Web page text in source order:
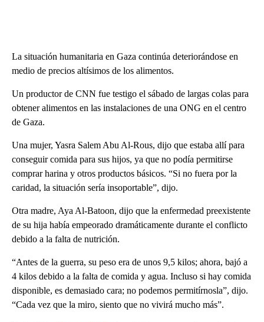
La situación humanitaria en Gaza continúa deteriorándose en
medio de precios altísimos de los alimentos.
Un productor de CNN fue testigo el sábado de largas colas para
obtener alimentos en las instalaciones de una ONG en el centro
de Gaza.
Una mujer, Yasra Salem Abu Al-Rous, dijo que estaba allí para
conseguir comida para sus hijos, ya que no podía permitirse
comprar harina y otros productos básicos. “Si no fuera por la
caridad, la situación sería insoportable”, dijo.
Otra madre, Aya Al-Batoon, dijo que la enfermedad preexistente
de su hija había empeorado dramáticamente durante el conflicto
debido a la falta de nutrición.
“Antes de la guerra, su peso era de unos 9,5 kilos; ahora, bajó a
4 kilos debido a la falta de comida y agua. Incluso si hay comida
disponible, es demasiado cara; no podemos permitírnosla”, dijo.
“Cada vez que la miro, siento que no vivirá mucho más”.